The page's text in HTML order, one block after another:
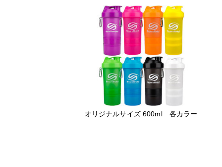
オリジナルサイズ 600ml 各カラー